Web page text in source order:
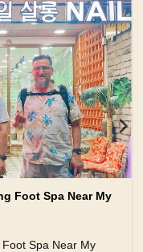
Foot Spa Near My
Spa Near My